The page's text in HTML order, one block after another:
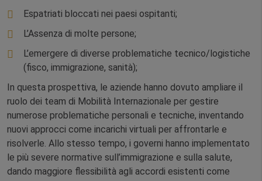
Espatriati bloccati nei paesi ospitanti;
L’Assenza di molte persone;
L’emergere di diverse problematiche tecnico/logistiche
(fisco, immigrazione, sanità);
In questa prospettiva, le aziende hanno dovuto ampliare il
ruolo dei team di Mobilità Internazionale per gestire
numerose problematiche personali e tecniche, inventando
nuovi approcci come incarichi virtuali per affrontarle e
risolverle. Allo stesso tempo, i governi hanno implementato
le più severe normative sull’immigrazione e sulla salute,
dando maggiore flessibilità agli accordi esistenti come